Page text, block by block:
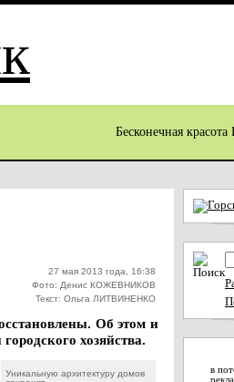
Бесконечная
27 мая 2013 года, 16:38
Фото: Денис КОЖЕВНИКОВ
Текст: Ольга ЛИТВИНЕНКО
Об этом и
хозяйства.
Уникальную архитектуру домов
в